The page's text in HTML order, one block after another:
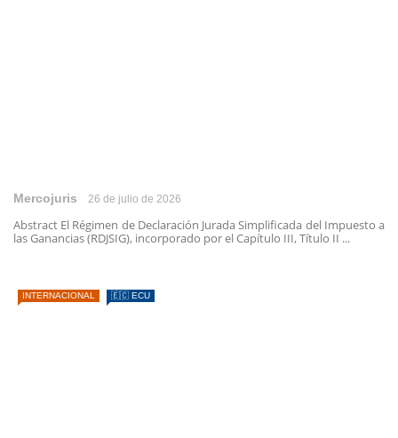
Mercojuris 26 de julio de 2026
Abstract El Régimen de Declaración Jurada Simplificada del Impuesto a
las Ganancias (RDJSIG), incorporado por el Capítulo III, Título II ...
INTERNACIONAL 🇪🇨 ECU